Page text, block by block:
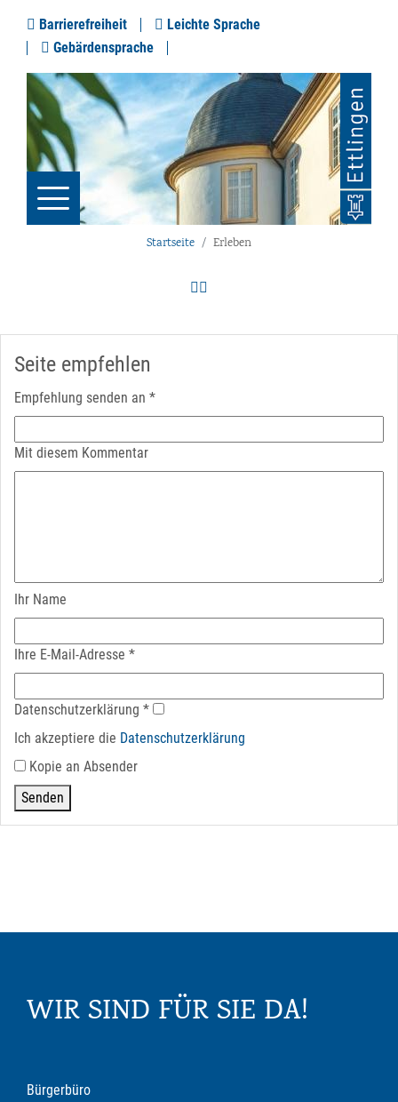
Barrierefreiheit
Leichte Sprache
Gebärdensprache
Startseite Erleben
Seite empfehlen
Empfehlung senden an *
Mit diesem Kommentar
Ihr Name
Ihre E-Mail-Adresse *
Datenschutz­erklärung *
Ich akzeptiere die Datenschutz­erklärung
Kopie an Absender
WIR SIND FÜR SIE DA!
Bürgerbüro